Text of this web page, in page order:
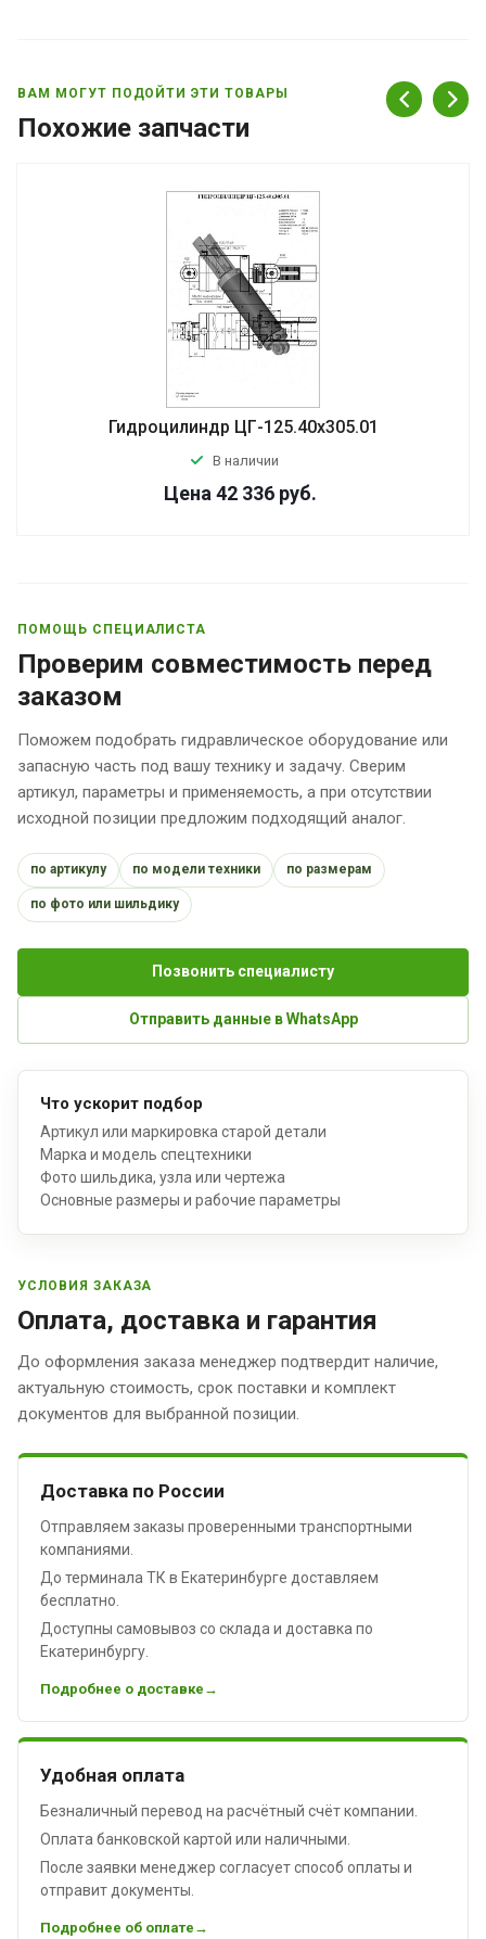
ВАМ МОГУТ ПОДОЙТИ ЭТИ ТОВАРЫ
Похожие запчасти
Гидроцилиндр ЦГ-125.40х305.01
В наличии
Цена 42 336 руб.
ПОМОЩЬ СПЕЦИАЛИСТА
Проверим совместимость перед
заказом
Поможем подобрать гидравлическое оборудование или
запасную часть под вашу технику и задачу. Сверим
артикул, параметры и применяемость, а при отсутствии
исходной позиции предложим подходящий аналог.
по артикулу по модели техники по размерам
по фото или шильдику
Позвонить специалисту
Отправить данные в WhatsApp
Что ускорит подбор
Артикул или маркировка старой детали
Марка и модель спецтехники
Фото шильдика, узла или чертежа
Основные размеры и рабочие параметры
УСЛОВИЯ ЗАКАЗА
Оплата, доставка и гарантия
До оформления заказа менеджер подтвердит наличие,
актуальную стоимость, срок поставки и комплект
документов для выбранной позиции.
Доставка по России
Отправляем заказы проверенными транспортными
компаниями.
До терминала ТК в Екатеринбурге доставляем
бесплатно.
Доступны самовывоз со склада и доставка по
Екатеринбургу.
Подробнее о доставке
Удобная оплата
Безналичный перевод на расчётный счёт компании.
Оплата банковской картой или наличными.
После заявки менеджер согласует способ оплаты и
отправит документы.
Подробнее об оплате